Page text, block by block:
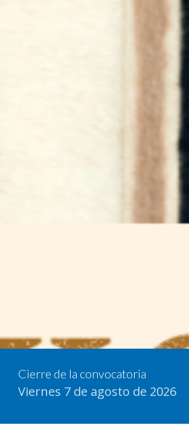
Cierre de la convocatoria
Viernes 7 de agosto de 2026